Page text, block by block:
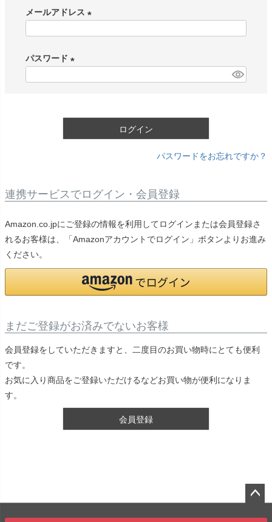
メールアドレス
パスワード
ログイン
パスワードをお忘れですか？
連携サービスでログイン・会員登録
Amazon.co.jpにご登録の情報を利用してログインまたは会員登録さ
れるお客様は、「Amazonアカウントでログイン」ボタンよりお進み
ください。
まだご登録がお済みでないお客様
会員登録をしていただきますと、二度目のお買い物時にとても便利
です。
お気に入り商品をご登録いただけるなどお買い物が便利になりま
す。
会員登録